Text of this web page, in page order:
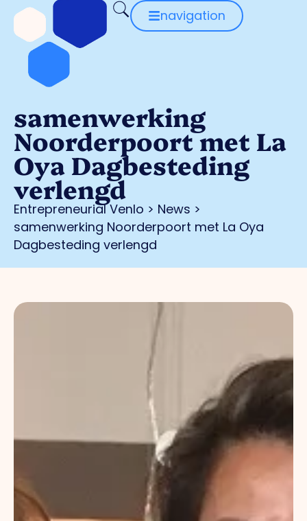
navigation
samenwerking
Noorderpoort met La
Oya Dagbesteding
verlengd
Entrepreneurial Venlo > News >
samenwerking Noorderpoort met La Oya
Dagbesteding verlengd